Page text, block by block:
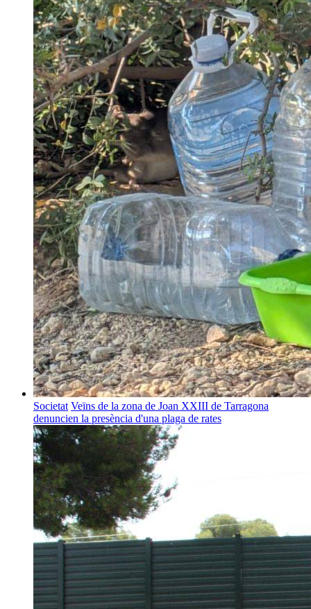
Societat Veïns de la zona de Joan XXIII de Tarragona
denuncien la presència d'una plaga de rates